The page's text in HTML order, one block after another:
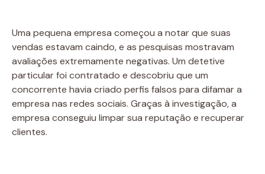
Uma pequena empresa começou a notar que suas
vendas estavam caindo, e as pesquisas mostravam
avaliações extremamente negativas. Um detetive
particular foi contratado e descobriu que um
concorrente havia criado perfis falsos para difamar a
empresa nas redes sociais. Graças à investigação, a
empresa conseguiu limpar sua reputação e recuperar
clientes.